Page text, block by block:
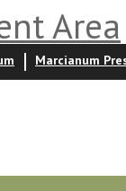
Area
Marcianum